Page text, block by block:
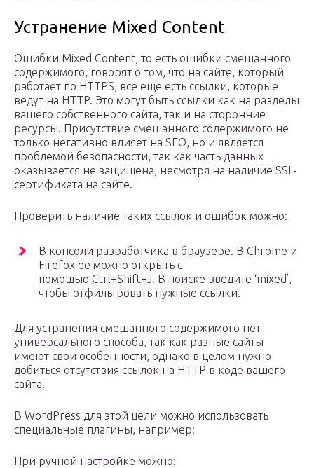
Устранение Mixed Content
Ошибки Mixed Content, то есть ошибки смешанного
содержимого, говорят о том, что на сайте, который
работает по HTTPS, все еще есть ссылки, которые
ведут на HTTP. Это могут быть ссылки как на разделы
вашего собственного сайта, так и на сторонние
ресурсы. Присутствие смешанного содержимого не
только негативно влияет на SEO, но и является
проблемой безопасности, так как часть данных
оказывается не защищена, несмотря на наличие SSL-
сертификата на сайте.
Проверить наличие таких ссылок и ошибок можно:
В консоли разработчика в браузере. В Chrome и
Firefox ее можно открыть с
помощью Ctrl+Shift+J. В поиске введите ‘mixed’,
чтобы отфильтровать нужные ссылки.
Для устранения смешанного содержимого нет
универсального способа, так как разные сайты
имеют свои особенности, однако в целом нужно
добиться отсутствия ссылок на HTTP в коде вашего
сайта.
В WordPress для этой цели можно использовать
специальные плагины, например:
При ручной настройке можно: